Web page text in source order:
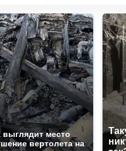
выглядит место
вертолета на